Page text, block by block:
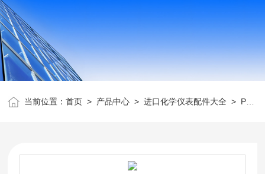
当前位置：首页 > 产品中心 >进口化学仪表配件大全 > Polymetron仪表配件